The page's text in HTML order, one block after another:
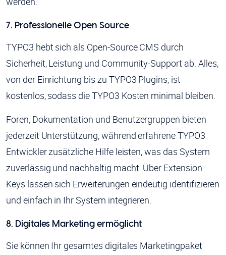
7. Professionelle Open Source
TYPO3 hebt sich als Open-Source CMS durch
Sicherheit, Leistung und Community-Support ab. Alles,
von der Einrichtung bis zu TYPO3 Plugins, ist
kostenlos, sodass die TYPO3 Kosten minimal bleiben.
Foren, Dokumentation und Benutzergruppen bieten
jederzeit Unterstützung, während erfahrene TYPO3
Entwickler zusätzliche Hilfe leisten, was das System
zuverlässig und nachhaltig macht. Über Extension
Keys lassen sich Erweiterungen eindeutig identifizieren
und einfach in Ihr System integrieren.
8. Digitales Marketing ermöglicht
Sie können Ihr gesamtes digitales Marketingpaket